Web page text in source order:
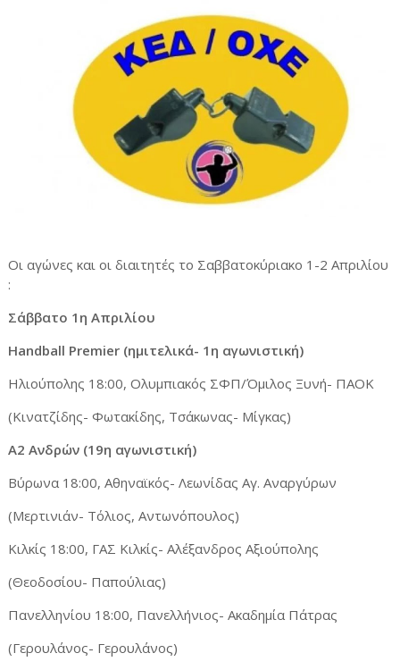
Οι αγώνες και οι διαιτητές το Σαββατοκύριακο 1-2 Απριλίου
:
Σάββατο 1η Απριλίου
Handball Premier (ημιτελικά- 1η αγωνιστική)
Ηλιούπολης 18:00, Ολυμπιακός ΣΦΠ/Όμιλος Ξυνή- ΠΑΟΚ
(Κινατζίδης- Φωτακίδης, Τσάκωνας- Μίγκας)
Α2 Ανδρών (19η αγωνιστική)
Βύρωνα 18:00, Αθηναϊκός- Λεωνίδας Αγ. Αναργύρων
(Μερτινιάν- Τόλιος, Αντωνόπουλος)
Κιλκίς 18:00, ΓΑΣ Κιλκίς- Αλέξανδρος Αξιούπολης
(Θεοδοσίου- Παπούλιας)
Πανελληνίου 18:00, Πανελλήνιος- Ακαδημία Πάτρας
(Γερουλάνος- Γερουλάνος)